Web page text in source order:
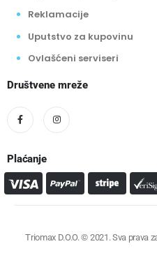
Reklamacije
Uputstvo za kupovinu
Ovlašćeni serviseri
Društvene mreže
Plaćanje
Triomax D.O.O. © 2021. Sva prava